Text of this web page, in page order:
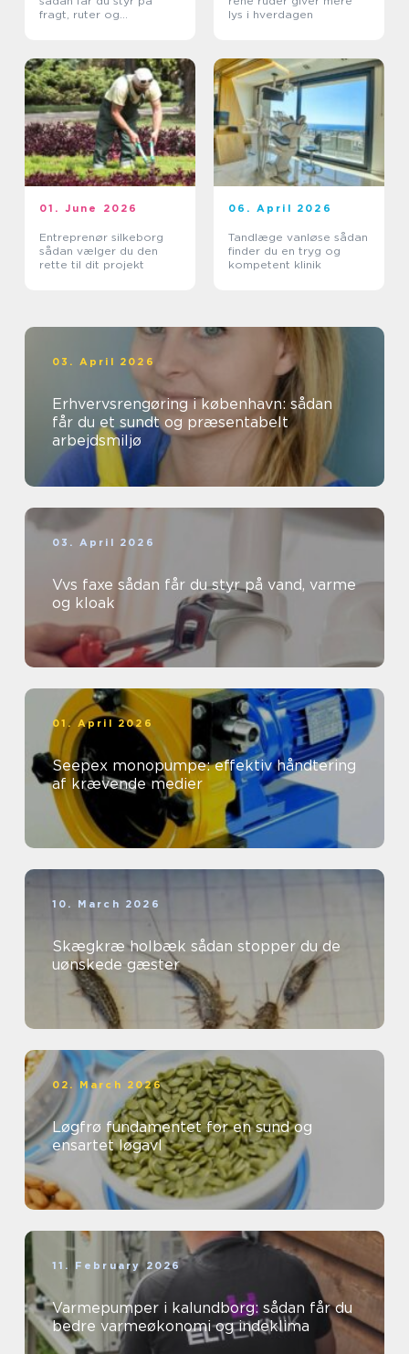
fragt, ruter og
lys i hverdagen
01. June 2026
Entreprenør silkeborg
sådan vælger du den
rette til dit projekt
06. April 2026
Tandlæge vanløse sådan
finder du en tryg og
kompetent klinik
03. April 2026
Erhvervsrengøring i københavn: sådan
får du et sundt og præsentabelt
arbejdsmiljø
03. April 2026
Vvs faxe sådan får du styr på vand, varme
og kloak
01. April 2026
Seepex monopumpe: effektiv håndtering
af krævende medier
10. March 2026
Skægkræ holbæk sådan stopper du de
uønskede gæster
02. March 2026
Løgfrø fundamentet for en sund og
ensartet løgavl
11. February 2026
Varmepumper i kalundborg: sådan får du
bedre varmeøkonomi og indeklima